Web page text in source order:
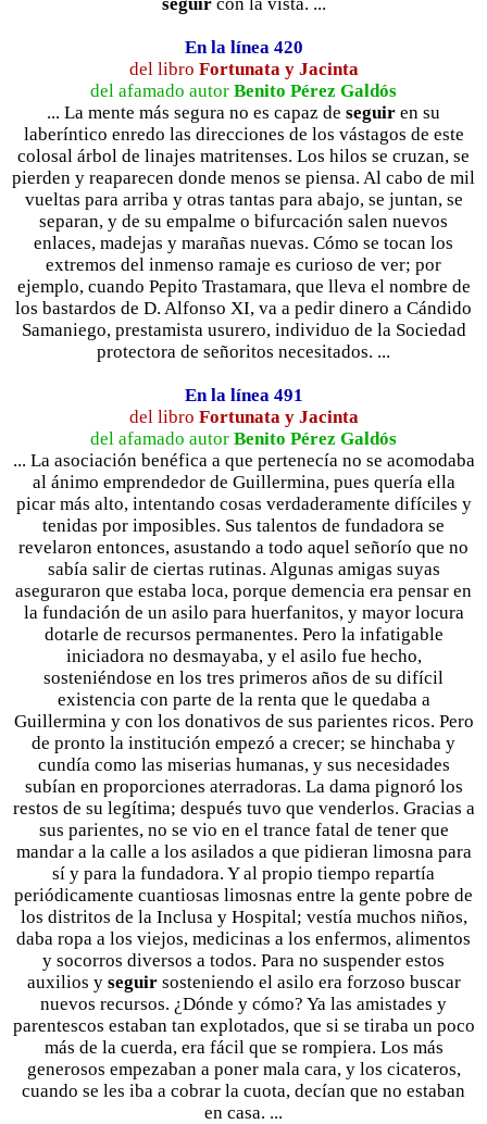
En la línea 420
del libro Fortunata y Jacinta
del afamado autor Benito Pérez Galdós
... La mente más segura no es capaz de seguir en su
laberíntico enredo las direcciones de los vástagos de este
colosal árbol de linajes matritenses. Los hilos se cruzan, se
pierden y reaparecen donde menos se piensa. Al cabo de mil
vueltas para arriba y otras tantas para abajo, se juntan, se
separan, y de su empalme o bifurcación salen nuevos
enlaces, madejas y marañas nuevas. Cómo se tocan los
extremos del inmenso ramaje es curioso de ver; por
ejemplo, cuando Pepito Trastamara, que lleva el nombre de
los bastardos de D. Alfonso XI, va a pedir dinero a Cándido
Samaniego, prestamista usurero, individuo de la Sociedad
protectora de señoritos necesitados. ...
En la línea 491
del libro Fortunata y Jacinta
del afamado autor Benito Pérez Galdós
... La asociación benéfica a que pertenecía no se acomodaba
al ánimo emprendedor de Guillermina, pues quería ella
picar más alto, intentando cosas verdaderamente difíciles y
tenidas por imposibles. Sus talentos de fundadora se
revelaron entonces, asustando a todo aquel señorío que no
sabía salir de ciertas rutinas. Algunas amigas suyas
aseguraron que estaba loca, porque demencia era pensar en
la fundación de un asilo para huerfanitos, y mayor locura
dotarle de recursos permanentes. Pero la infatigable
iniciadora no desmayaba, y el asilo fue hecho,
sosteniéndose en los tres primeros años de su difícil
existencia con parte de la renta que le quedaba a
Guillermina y con los donativos de sus parientes ricos. Pero
de pronto la institución empezó a crecer; se hinchaba y
cundía como las miserias humanas, y sus necesidades
subían en proporciones aterradoras. La dama pignoró los
restos de su legítima; después tuvo que venderlos. Gracias a
sus parientes, no se vio en el trance fatal de tener que
mandar a la calle a los asilados a que pidieran limosna para
sí y para la fundadora. Y al propio tiempo repartía
periódicamente cuantiosas limosnas entre la gente pobre de
los distritos de la Inclusa y Hospital; vestía muchos niños,
daba ropa a los viejos, medicinas a los enfermos, alimentos
y socorros diversos a todos. Para no suspender estos
auxilios y seguirsosteniendo el asilo era forzoso buscar
nuevos recursos. ¿Dónde y cómo? Ya las amistades y
parentescos estaban tan explotados, que si se tiraba un poco
más de la cuerda, era fácil que se rompiera. Los más
generosos empezaban a poner mala cara, y los cicateros,
cuando se les iba a cobrar la cuota, decían que no estaban
en casa. ...